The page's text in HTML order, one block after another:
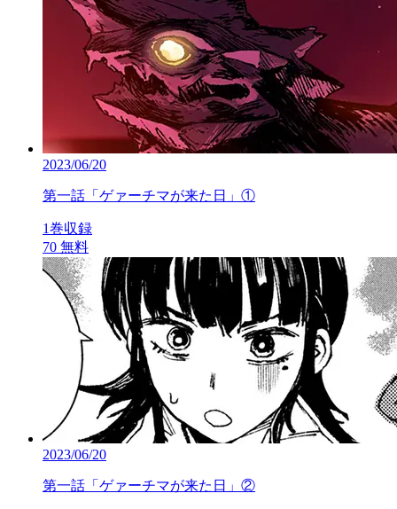
2023/06/20
第一話「ゲァーチマが来た日」①
1巻収録
70 無料
2023/06/20
第一話「ゲァーチマが来た日」②